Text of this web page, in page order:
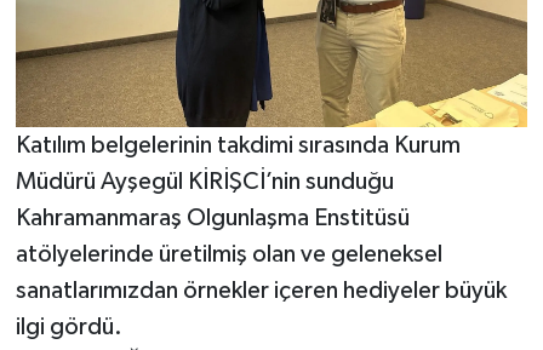
Katılım belgelerinin takdimi sırasında Kurum
Müdürü Ayşegül KİRİŞCİ’nin sunduğu
Kahramanmaraş Olgunlaşma Enstitüsü
atölyelerinde üretilmiş olan ve geleneksel
sanatlarımızdan örnekler içeren hediyeler büyük
ilgi gördü.